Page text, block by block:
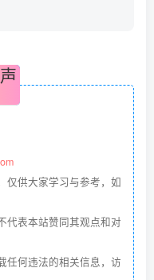
仅供大家学习与参考，如
代表本站赞同其观点和对
任何违法的相关信息，访